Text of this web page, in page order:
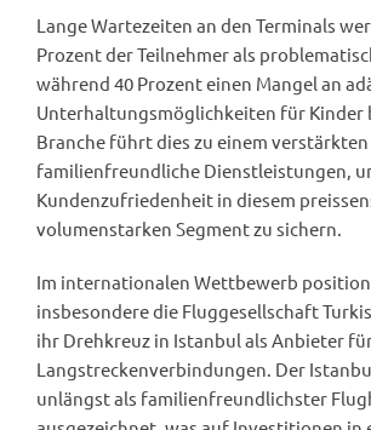
Lange Wartezeiten an den Terminals
Prozent der Teilnehmer als
während 40 Prozent einen Mangel an
Unterhaltungsmöglichkeiten für Kinder
Branche führt dies zu einem
familienfreundliche Dienstleistungen,
Kundenzufriedenheit in diesem
volumenstarken Segment zu sichern.
Im internationalen Wettbewerb
insbesondere die Fluggesellschaft
ihr Drehkreuz in Istanbul als Anbieter
Langstreckenverbindungen. Der
unlängst als familienfreundlichster